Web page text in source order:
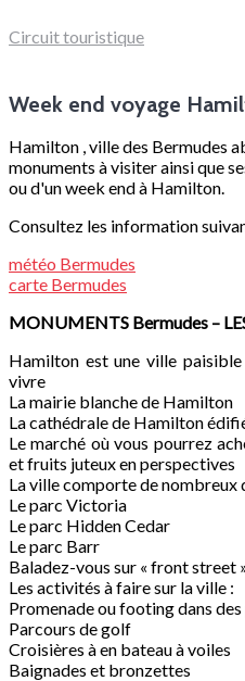
Circuit touristique
Week end voyage
Hamilton , ville des Bermudes
monuments à visiter ainsi que
ou d'un week end à Hamilton.
Consultez les information
météo Bermudes
carte Bermudes
MONUMENTS Bermudes –
Hamilton est une ville
vivre
La mairie blanche de Hamilton
La cathédrale de Hamilton
Le marché où vous pourrez
et fruits juteux en perspectives
La ville comporte de nombreux
Le parc Victoria
Le parc Hidden Cedar
Le parc Barr
Baladez-vous sur « front street
Les activités à faire sur la ville :
Promenade ou footing dans des
Parcours de golf
Croisières à en bateau à voiles
Baignades et bronzettes